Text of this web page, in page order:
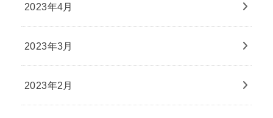
2023年4月
2023年3月
2023年2月